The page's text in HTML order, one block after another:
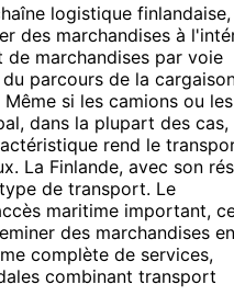
logistique
des marchandises à
marchandises par voie
parcours de la
si les camions ou les
dans la plupart des cas,
rend le
La Finlande, avec son
de transport. Le
maritime important,
des marchandises
complète de services,
combinant transport